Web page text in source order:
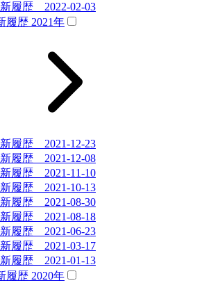
履歴 2022-02-03
履歴 2021年
履歴 2021-12-23
履歴 2021-12-08
履歴 2021-11-10
履歴 2021-10-13
履歴 2021-08-30
履歴 2021-08-18
履歴 2021-06-23
履歴 2021-03-17
履歴 2021-01-13
履歴 2020年